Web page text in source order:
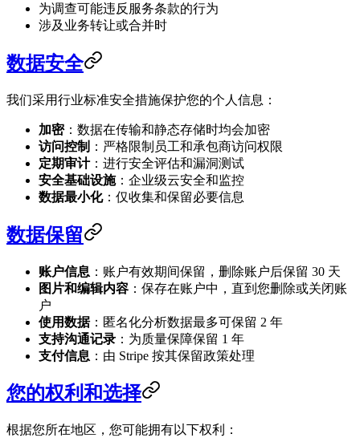
为调查可能违反服务条款的行为
涉及业务转让或合并时
数据安全
我们采用行业标准安全措施保护您的个人信息：
加密：数据在传输和静态存储时均会加密
访问控制 ：严格限制员工和承包商访问权限
定期审计：进行安全评估和漏洞测试
安全基础设施：企业级云安全和监控
数据最小化：仅收集和保留必要信息
数据保留
账户信息 ：账户有效期间保留，删除账户后保留 30 天
图片和编辑内容 ：保存在账户中，直到您删除或关闭账
户
使用数据：匿名化分析数据最多可保留 2 年
支持沟通记录 ：为质量保障保留 1 年
支付信息 ：由 Stripe 按其保留政策处理
您的权利和选择
根据您所在地区，您可能拥有以下权利：